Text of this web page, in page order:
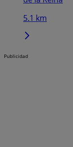
5.1 km
Publicidad